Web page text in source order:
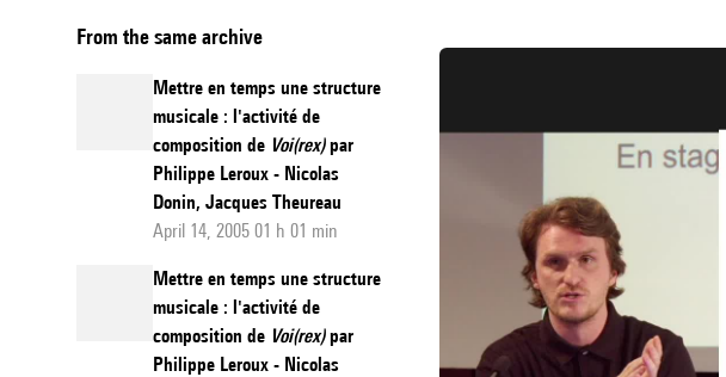
From the same archive
Mettre en temps une structure
musicale : l'activité de
composition de Voi(rex)par
Philippe Leroux - Nicolas
Donin, Jacques Theureau
April 14, 2005 01 h 01 min
Mettre en temps une structure
musicale : l'activité de
composition de Voi(rex)par
Philippe Leroux - Nicolas